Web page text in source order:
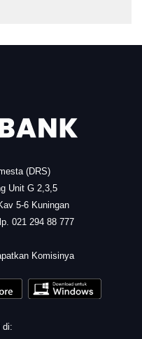
(DRS)
Unit G 2,3,5
5-6 Kuningan
021 294 88 777
Komisinya
di: